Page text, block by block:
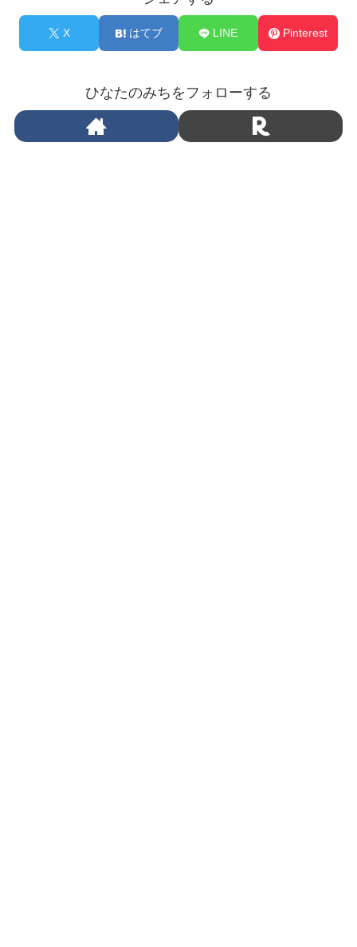
X はてブ LINE Pinterest
ひなたのみちをフォローする